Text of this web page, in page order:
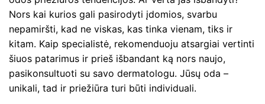
Nors kai kurios gali pasirodyti įdomios, svarbu
nepamiršti, kad ne viskas, kas tinka vienam, tiks ir
kitam. Kaip specialistė, rekomenduoju atsargiai vertinti
šiuos patarimus ir prieš išbandant ką nors naujo,
pasikonsultuoti su savo dermatologu. Jūsų oda –
unikali, tad ir priežiūra turi būti individuali.